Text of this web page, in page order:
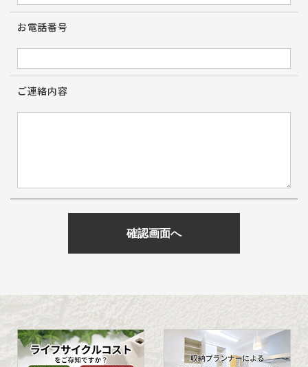
お電話番号
ご連絡内容